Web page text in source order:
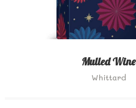
Mulled Wine
Whittard